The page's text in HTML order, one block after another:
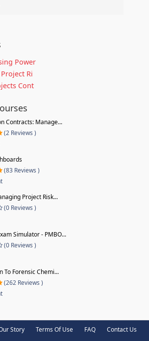
Power
Ri
Cont
Contracts: Manage...
(2 Reviews )
(83 Reviews )
Project Risk...
(0 Reviews )
Simulator - PMBO...
(0 Reviews )
To Forensic Chemi...
(262 Reviews )
Story Terms Of Use FAQ Contact Us